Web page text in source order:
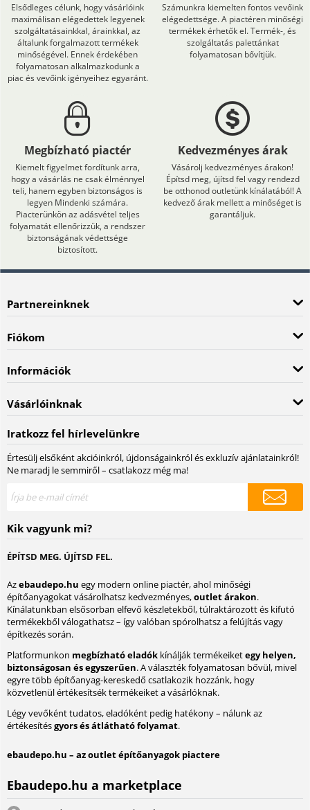
Elsődleges célunk, hogy vásárlóink
maximálisan elégedettek legyenek
szolgáltatásainkkal, árainkkal, az
általunk forgalmazott termékek
minőségével. Ennek érdekében
folyamatosan alkalmazkodunk a
piac és vevőink igényeihez egyaránt.
Számunkra kiemelten fontos vevőink
elégedettsége. A piactéren minőségi
termékek érhetők el. Termék-, és
szolgáltatás palettánkat
folyamatosan bővítjük.
Megbízható piactér
Kiemelt figyelmet fordítunk arra,
hogy a vásárlás ne csak élménnyel
teli, hanem egyben biztonságos is
legyen Mindenki számára.
Piacterünkön az adásvétel teljes
folyamatát ellenőrizzük, a rendszer
biztonságának védettsége
biztosított.
Kedvezményes árak
Vásárolj kedvezményes árakon!
Építsd meg, újítsd fel vagy rendezd
be otthonod outletünk kínálatából! A
kedvező árak mellett a minőséget is
garantáljuk.
Partnereinknek
Fiókom
Információk
Vásárlóinknak
Iratkozz fel hírlevelünkre
Értesülj elsőként akcióinkról, újdonságainkról és exkluzív ajánlatainkról!
Ne maradj le semmiről – csatlakozz még ma!
Kik vagyunk mi?
ÉPÍTSD MEG. ÚJÍTSD FEL.
Azebaudepo.hu egy modern online piactér, ahol minőségi
építőanyagokat vásárolhatsz kedvezményes,outlet árakon.
Kínálatunkban elsősorban elfevő készletekből, túlraktározott és kifutó
termékekből válogathatsz – így valóban spórolhatsz a felújítás vagy
építkezés során.
Platformunkon megbízható eladók kínálják termékeiketegy helyen,
biztonságosan és egyszerűen. A választék folyamatosan bővül, mivel
egyre több építőanyag-kereskedő csatlakozik hozzánk, hogy
közvetlenül értékesítsék termékeiket a vásárlóknak.
Légy vevőként tudatos, eladóként pedig hatékony – nálunk az
értékesítésgyors és átlátható folyamat.
ebaudepo.hu – az outlet építőanyagok piactere
Ebaudepo.hu a marketplace